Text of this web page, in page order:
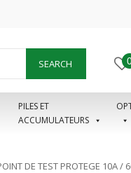
SEARCH
PILES ET
ACCUMULATEURS
DE TEST PROTEGE 10A /